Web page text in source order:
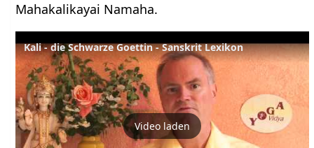
Mahakalikayai Namaha.
Kali - die Schwarze Goettin - Sanskrit Lexikon
Video laden